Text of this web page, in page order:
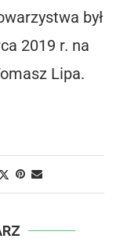
był
2019 r. na
Lipa.